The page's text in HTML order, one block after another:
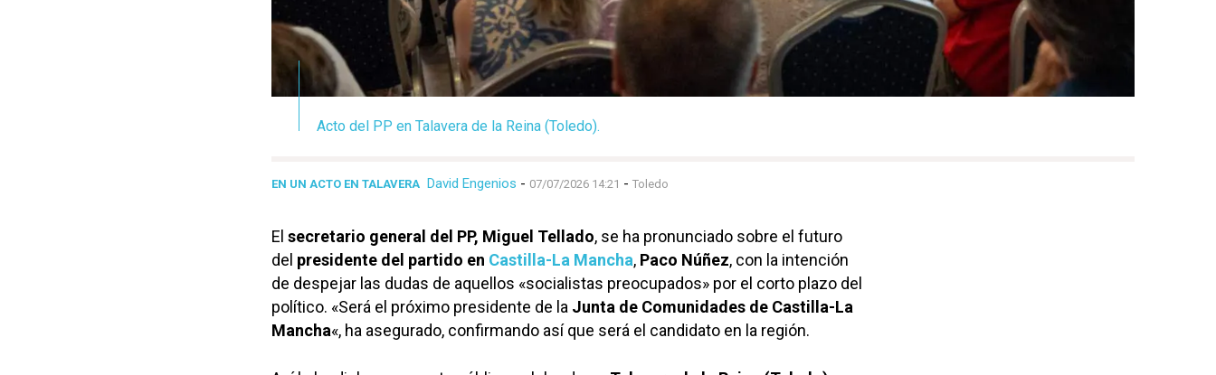
Acto del PP en Talavera de la Reina (Toledo).
EN UN ACTO EN TALAVERA David Engenios - 07/07/2026 14:21 - Toledo
El secretario general del PP, Miguel Tellado, se ha pronunciado sobre el futuro
del presidente del partido en Castilla-La Mancha, Paco Núñez, con la intención
de despejar las dudas de aquellos «socialistas preocupados» por el corto plazo del
político. «Será el próximo presidente de la Junta de Comunidades de Castilla-La
Mancha«, ha asegurado, confirmando así que será el candidato en la región.